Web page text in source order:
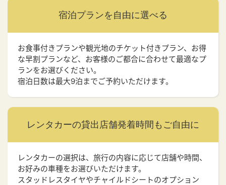
宿泊プランを 自由に選べる
お食事付きプランや観光地のチケット付きプラン、お得
な早割プランなど、お客様のご都合に合わせて最適なプ
ランをお選びください。
宿泊日数は最大9泊までご予約いただけます。
レンタカーの貸出店舗発着時間もご自由に
レンタカーの選択は、旅行の内容に応じて店舗や時間、
お好みの車種をお選びいただけます。
スタッドレスタイヤやチャイルドシートのオプション